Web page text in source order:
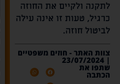
לתקנה ולקיים את החוזה
כרגיל, טעות זו אינה עילה
לביטול חוזה.
צוות האתר - חוזים משפטיים
| 23/07/2024
שתפו את
הכתבה